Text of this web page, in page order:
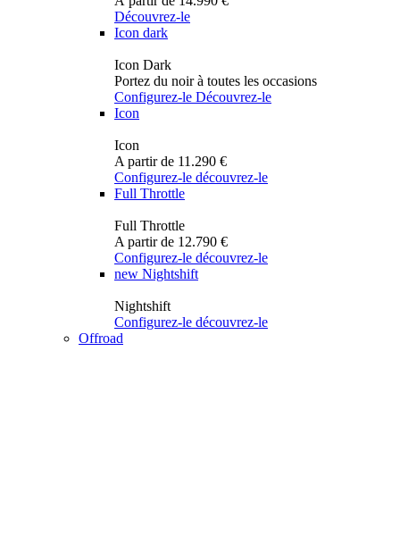
Découvrez-le
Icon dark
Icon Dark
Portez du noir à toutes les occasions
Configurez-le Découvrez-le
Icon
Icon
A partir de 11.290 €
Configurez-le découvrez-le
Full Throttle
Full Throttle
A partir de 12.790 €
Configurez-le découvrez-le
new Nightshift
Nightshift
Configurez-le découvrez-le
Offroad